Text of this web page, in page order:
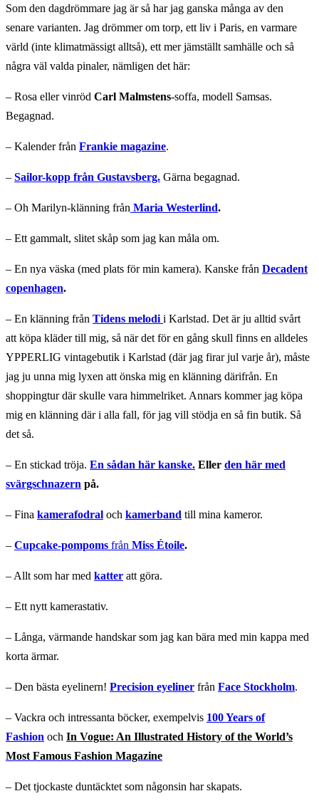
Som den dagdrömmare jag är så har jag ganska många av den
senare varianten. Jag drömmer om torp, ett liv i Paris, en varmare
värld (inte klimatmässigt alltså), ett mer jämställt samhälle och så
några väl valda pinaler, nämligen det här:
– Rosa eller vinröd Carl Malmstens-soffa, modell Samsas.
Begagnad.
– Kalender från Frankie magazine.
– Sailor-kopp från Gustavsberg. Gärna begagnad.
– Oh Marilyn-klänning från Maria Westerlind.
– Ett gammalt, slitet skåp som jag kan måla om.
– En nya väska (med plats för min kamera). Kanske från Decadent
copenhagen.
– En klänning från Tidens melodi i Karlstad. Det är ju alltid svårt
att köpa kläder till mig, så när det för en gång skull finns en alldeles
YPPERLIG vintagebutik i Karlstad (där jag firar jul varje år), måste
jag ju unna mig lyxen att önska mig en klänning därifrån. En
shoppingtur där skulle vara himmelriket. Annars kommer jag köpa
mig en klänning där i alla fall, för jag vill stödja en så fin butik. Så
det så.
– En stickad tröja. En sådan här kanske. Eller den här med
svärgschnazern på.
– Fina kamerafodral och kamerband till mina kameror.
– Cupcake-pompoms från Miss Étoile.
– Allt som har med katter att göra.
– Ett nytt kamerastativ.
– Långa, värmande handskar som jag kan bära med min kappa med
korta ärmar.
– Den bästa eyelinern! Precision eyeliner från Face Stockholm.
– Vackra och intressanta böcker, exempelvis 100 Years of
Fashion och In Vogue: An Illustrated History of the World’s
Most Famous Fashion Magazine
– Det tjockaste duntäcktet som någonsin har skapats.